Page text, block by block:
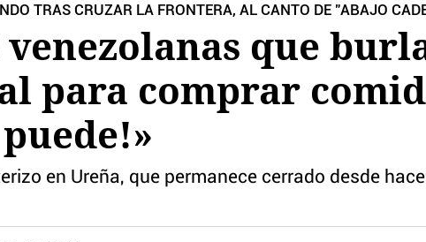
TRAS CRUZAR LA FRONTERA, AL CANTO DE "ABAJO
venezolanas que
para comprar
puede!»
en Ureña, que permanece cerrado desde